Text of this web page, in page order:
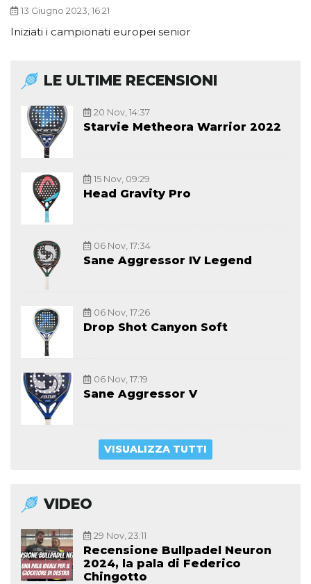
13 Giugno 2023, 16:21
Iniziati i campionati europei senior
LE ULTIME RECENSIONI
20 Nov, 14:37
Starvie Metheora Warrior 2022
15 Nov, 09:29
Head Gravity Pro
06 Nov, 17:34
Sane Aggressor IV Legend
06 Nov, 17:26
Drop Shot Canyon Soft
06 Nov, 17:19
Sane Aggressor V
VISUALIZZA TUTTI
VIDEO
29 Nov, 23:11
Recensione Bullpadel Neuron
2024, la pala di Federico
Chingotto